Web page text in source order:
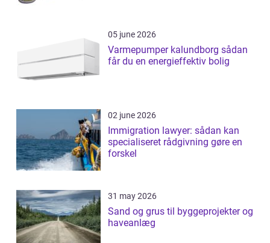
05 june 2026
Varmepumper kalundborg sådan
får du en energieffektiv bolig
02 june 2026
Immigration lawyer: sådan kan
specialiseret rådgivning gøre en
forskel
31 may 2026
Sand og grus til byggeprojekter og
haveanlæg